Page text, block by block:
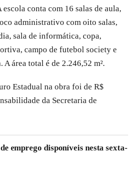
escola conta com 16 salas de aula,
administrativo com oito salas,
sala de informática, copa,
campo de futebol society e
área total é de 2.246,52 m².
Estadual na obra foi de R$
da Secretaria de
emprego disponíveis nesta sexta-